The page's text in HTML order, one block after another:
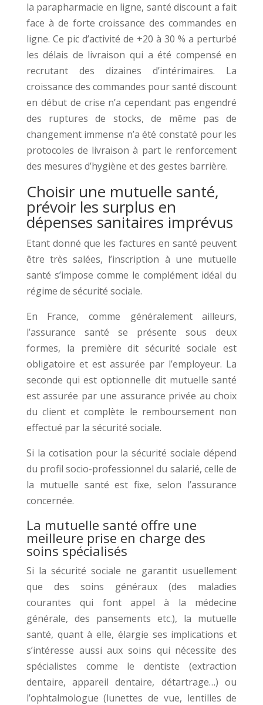
la parapharmacie en ligne, santé discount a fait
face à de forte croissance des commandes en
ligne. Ce pic d’activité de +20 à 30 % a perturbé
les délais de livraison qui a été compensé en
recrutant des dizaines d’intérimaires. La
croissance des commandes pour santé discount
en début de crise n’a cependant pas engendré
des ruptures de stocks, de même pas de
changement immense n’a été constaté pour les
protocoles de livraison à part le renforcement
des mesures d’hygiène et des gestes barrière.
Choisir une mutuelle santé,
prévoir les surplus en
dépenses sanitaires imprévus
Etant donné que les factures en santé peuvent
être très salées, l’inscription à une mutuelle
santé s’impose comme le complément idéal du
régime de sécurité sociale.
En France, comme généralement ailleurs,
l’assurance santé se présente sous deux
formes, la première dit sécurité sociale est
obligatoire et est assurée par l’employeur. La
seconde qui est optionnelle dit mutuelle santé
est assurée par une assurance privée au choix
du client et complète le remboursement non
effectué par la sécurité sociale.
Si la cotisation pour la sécurité sociale dépend
du profil socio-professionnel du salarié, celle de
la mutuelle santé est fixe, selon l’assurance
concernée.
La mutuelle santé offre une
meilleure prise en charge des
soins spécialisés
Si la sécurité sociale ne garantit usuellement
que des soins généraux (des maladies
courantes qui font appel à la médecine
générale, des pansements etc.), la mutuelle
santé, quant à elle, élargie ses implications et
s’intéresse aussi aux soins qui nécessite des
spécialistes comme le dentiste (extraction
dentaire, appareil dentaire, détartrage…) ou
l’ophtalmologue (lunettes de vue, lentilles de